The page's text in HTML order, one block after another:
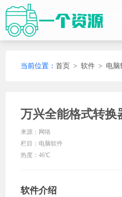
当前位置： 首页 > 软件> 电脑
万兴全能格式转换
来源：网络
栏目： 电脑软件
热度：46℃
软件介绍